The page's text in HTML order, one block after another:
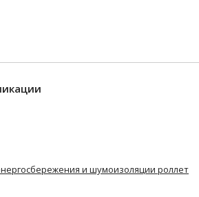
и шумоизоляции роллет